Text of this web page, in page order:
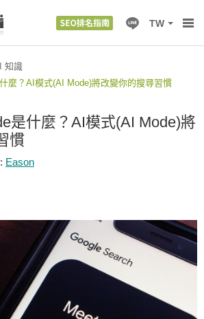
TW
知識
麼？AI模式(AI Mode)將改變你的搜尋習慣
是什麼？AI模式(AI Mode)將
慣
Eason